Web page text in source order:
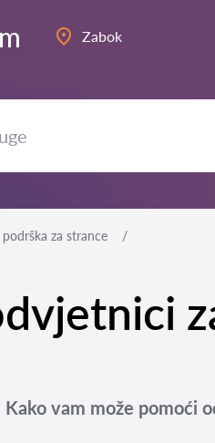
Zabok
podrška za strance
Kako vam može pomoći